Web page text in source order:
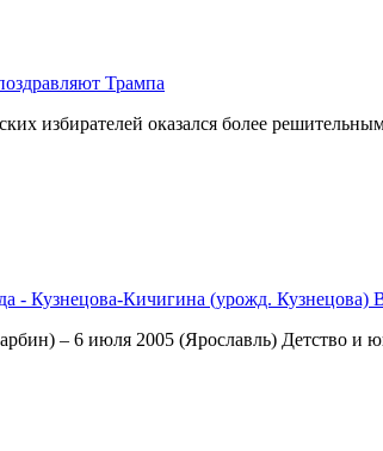
Трампа
избирателей оказался более
- Кузнецова-Кичигина (урожд. Кузнецова)
– 6 июля 2005 (Ярославль) Детство и